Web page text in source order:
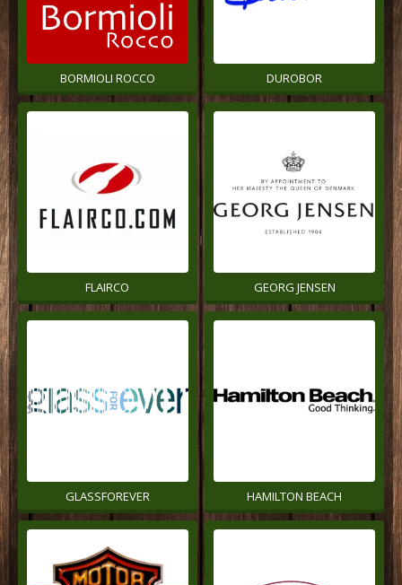
BORMIOLI ROCCO DUROBOR
FLAIRCO GEORG JENSEN
GLASSFOREVER HAMILTON BEACH